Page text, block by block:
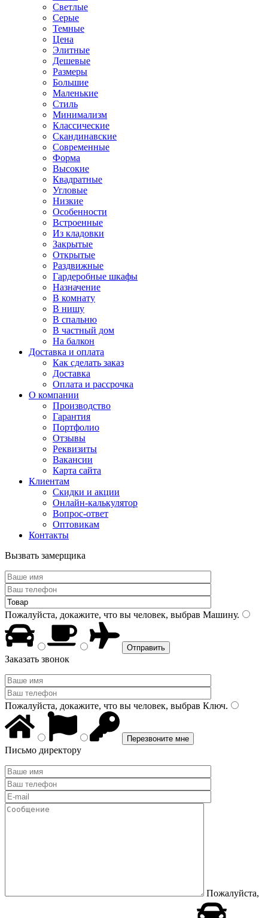
Светлые
Серые
Темные
Цена
Элитные
Дешевые
Размеры
Большие
Маленькие
Стиль
Минимализм
Классические
Скандинавские
Современные
Форма
Высокие
Квадратные
Угловые
Низкие
Особенности
Встроенные
Из кладовки
Закрытые
Открытые
Раздвижные
Гардеробные шкафы
Назначение
В комнату
В нишу
В спальню
В частный дом
На балкон
Доставка и оплата
Как сделать заказ
Доставка
Оплата и рассрочка
О компании
Производство
Гарантия
Портфолио
Отзывы
Реквизиты
Вакансии
Карта сайта
Клиентам
Скидки и акции
Онлайн-калькулятор
Вопрос-ответ
Оптовикам
Контакты
Вызвать замерщика
Пожалуйста, докажите, что вы человек, выбрав Машину.
Заказать звонок
Пожалуйста, докажите, что вы человек, выбрав Ключ.
Письмо директору
Пожалуйста,